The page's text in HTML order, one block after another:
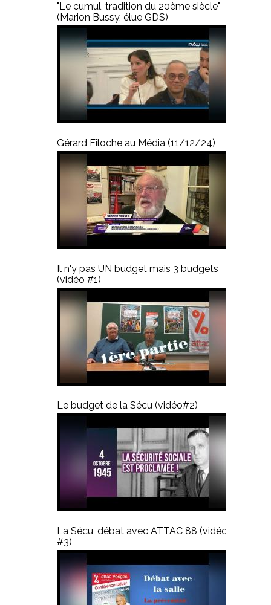
"Le cumul, tradition du 20ème siècle"
(Marion Bussy, élue GDS)
Gérard Filoche au Média (11/12/24)
Il n'y pas UN budget mais 3 budgets
(vidéo #1)
Le budget de la Sécu (vidéo#2)
La Sécu, débat avec ATTAC 88 (vidéo
#3)